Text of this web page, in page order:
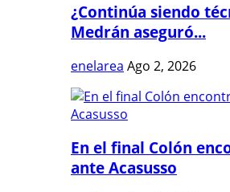
¿Continúa siendo
Medrán aseguró...
enelarea Ago 2, 2026
En el final Colón
ante Acasusso